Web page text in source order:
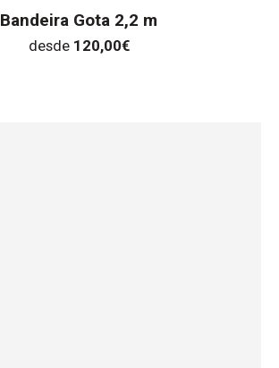
Bandeira Gota 2,2 m
desde 120,00€